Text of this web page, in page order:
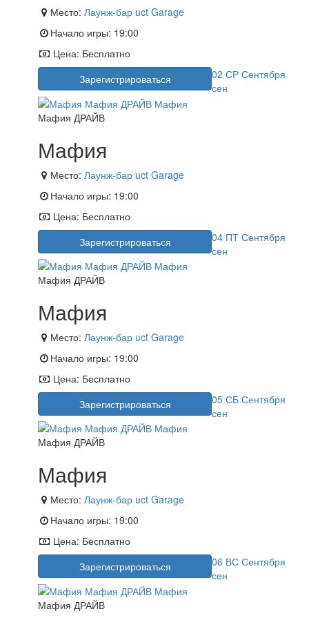
Место: Лаунж-бар uct Garage
Начало игры: 19:00
Цена: Бесплатно
Зарегистрироваться
02 СР Сентября
сен
Мафия ДРАЙВ
Мафия
Место: Лаунж-бар uct Garage
Начало игры: 19:00
Цена: Бесплатно
Зарегистрироваться
04 ПТ Сентября
сен
Мафия ДРАЙВ
Мафия
Место: Лаунж-бар uct Garage
Начало игры: 19:00
Цена: Бесплатно
Зарегистрироваться
05 СБ Сентября
сен
Мафия ДРАЙВ
Мафия
Место: Лаунж-бар uct Garage
Начало игры: 19:00
Цена: Бесплатно
Зарегистрироваться
06 ВС Сентября
сен
Мафия ДРАЙВ